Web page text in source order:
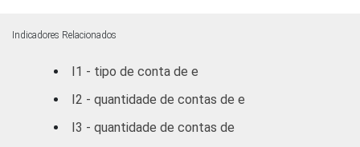
RENDA
FAMILIAR
ATÉ R$300
R$500
Indicadores Relacionados
I1 - tipo de conta de e
I2 - quantidade de contas de e
I3 - quantidade de contas de